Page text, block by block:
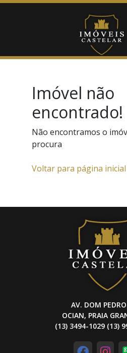
Imóvel não
encontrado!
Não encontramos o
procura
Voltar para página inicial
AV. DOM
OCIAN, PRAIA
(13) 3494-1029 (13)